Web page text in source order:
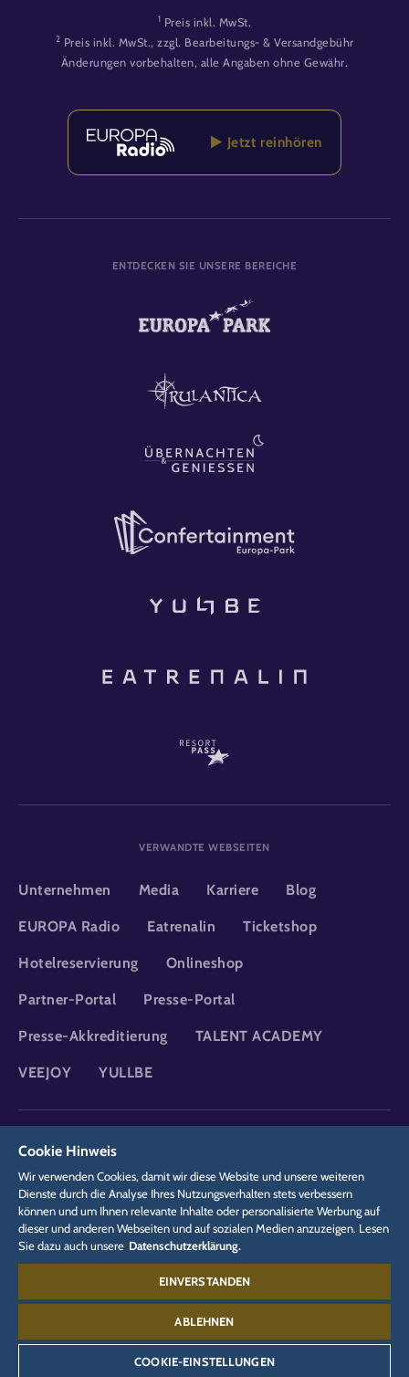
1 Preis inkl. MwSt.
2 Preis inkl. MwSt., zzgl. Bearbeitungs- & Versandgebühr
Änderungen vorbehalten, alle Angaben ohne Gewähr.
Jetzt reinhören
ENTDECKEN SIE UNSERE BEREICHE
VERWANDTE WEBSEITEN
Unternehmen Media Karriere Blog
EUROPA Radio Eatrenalin Ticketshop
Hotelreservierung Onlineshop
Partner-Portal Presse-Portal
Presse-Akkreditierung TALENT ACADEMY
VEEJOY YULLBE
Kontakt:
07822 77-6688
Europa-Park GmbH & Co Mack KG
Cookie Hinweis
Wir verwenden Cookies, damit wir diese Website und unsere weiteren
Dienste durch die Analyse Ihres Nutzungsverhalten stets verbessern
können und um Ihnen relevante Inhalte oder personalisierte Werbung auf
dieser und anderen Webseiten und auf sozialen Medien anzuzeigen. Lesen
Sie dazu auch unsere Datenschutzerklärung.
EINVERSTANDEN
ABLEHNEN
COOKIE-EINSTELLUNGEN